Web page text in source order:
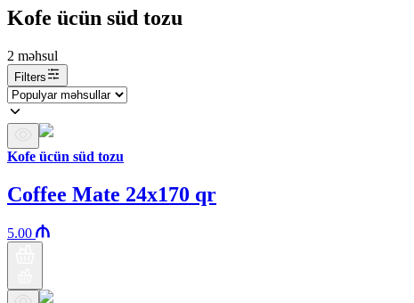
Kofe ücün süd tozu
2 məhsul
Filters
Kofe ücün süd tozu
Coffee Mate 24x170 qr
5.00